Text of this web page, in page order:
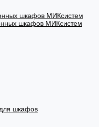
шкафов МИКсистем
шкафов МИКсистем
шкафов